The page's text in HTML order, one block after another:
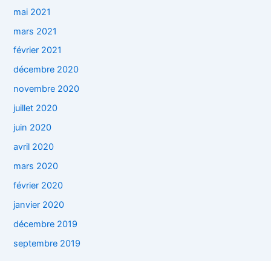
mai 2021
mars 2021
février 2021
décembre 2020
novembre 2020
juillet 2020
juin 2020
avril 2020
mars 2020
février 2020
janvier 2020
décembre 2019
septembre 2019